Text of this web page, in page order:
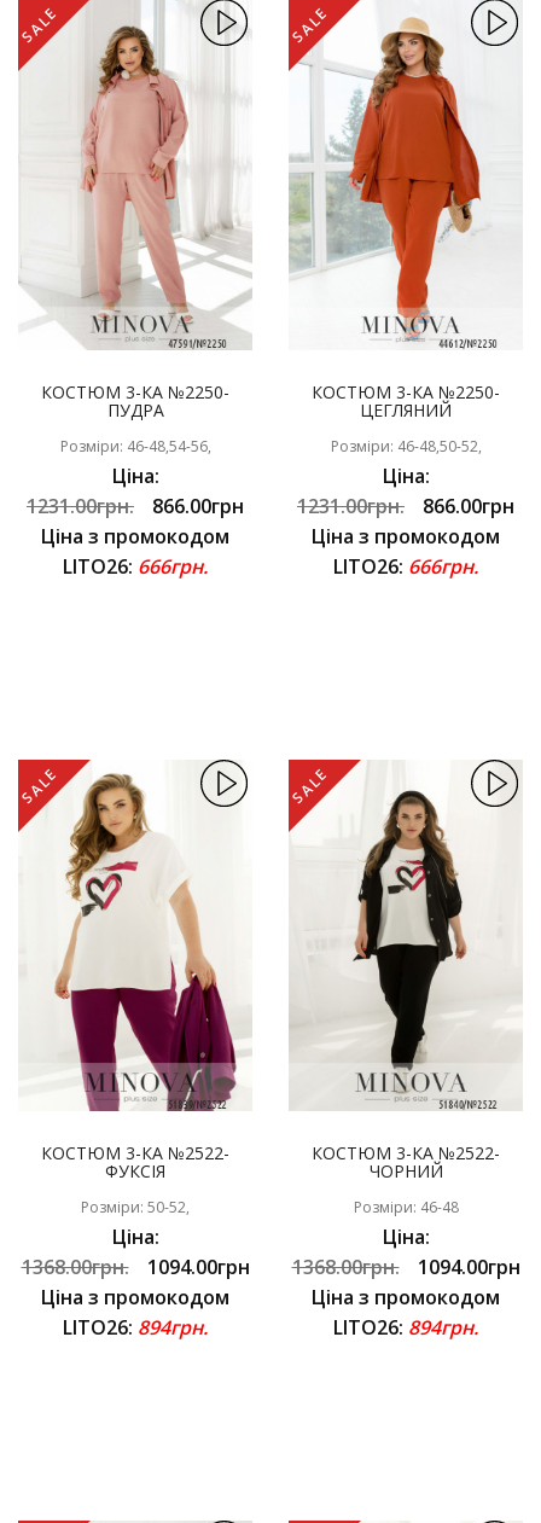
SALE
КОСТЮМ 3-КА №2250-
ПУДРА
Розміри: 46-48,54-56,
Ціна:
1231.00грн.
866.00грн
Ціна з промокодом
LITO26: 666грн.
SALE
КОСТЮМ 3-КА №2250-
ЦЕГЛЯНИЙ
Розміри: 46-48,50-52,
Ціна:
1231.00грн.
866.00грн
Ціна з промокодом
LITO26: 666грн.
SALE
КОСТЮМ 3-КА №2522-
ФУКСІЯ
Розміри: 50-52,
Ціна:
1368.00грн.
1094.00грн
Ціна з промокодом
LITO26: 894грн.
SALE
КОСТЮМ 3-КА №2522-
ЧОРНИЙ
Розміри: 46-48
Ціна:
1368.00грн.
1094.00грн
Ціна з промокодом
LITO26: 894грн.